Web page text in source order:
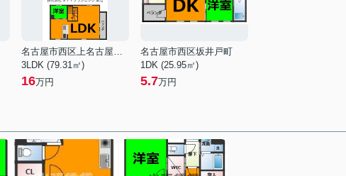
名古屋市西区上名古屋３丁目
3LDK (79.31㎡)
16万円
名古屋市西区坂井戸町
1DK (25.95㎡)
5.7万円